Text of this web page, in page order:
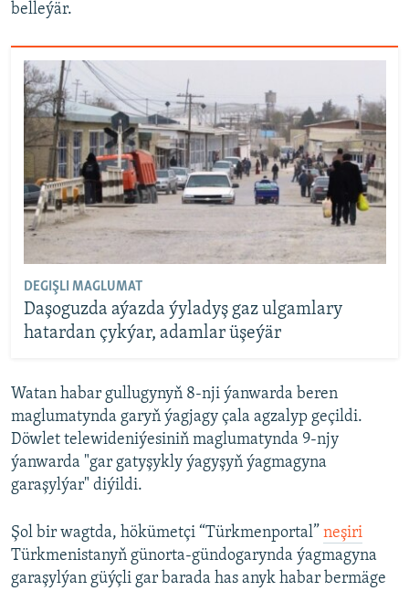
belleýär.
DEGIŞLI MAGLUMAT
Daşoguzda aýazda ýyladyş gaz ulgamlary
hatardan çykýar, adamlar üşeýär
Watan habar gullugynyň 8-nji ýanwarda beren
maglumatynda garyň ýagjagy çala agzalyp geçildi.
Döwlet telewideniýesiniň maglumatynda 9-njy
ýanwarda "gar gatyşykly ýagyşyň ýagmagyna
garaşylýar" diýildi.
Şol bir wagtda, hökümetçi “Türkmenportal” neşiri
Türkmenistanyň günorta-gündogarynda ýagmagyna
garaşylýan güýçli gar barada has anyk habar bermäge